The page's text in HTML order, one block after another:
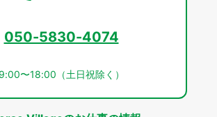
050-5830-4074
9:00〜18:00（土日祝除く）